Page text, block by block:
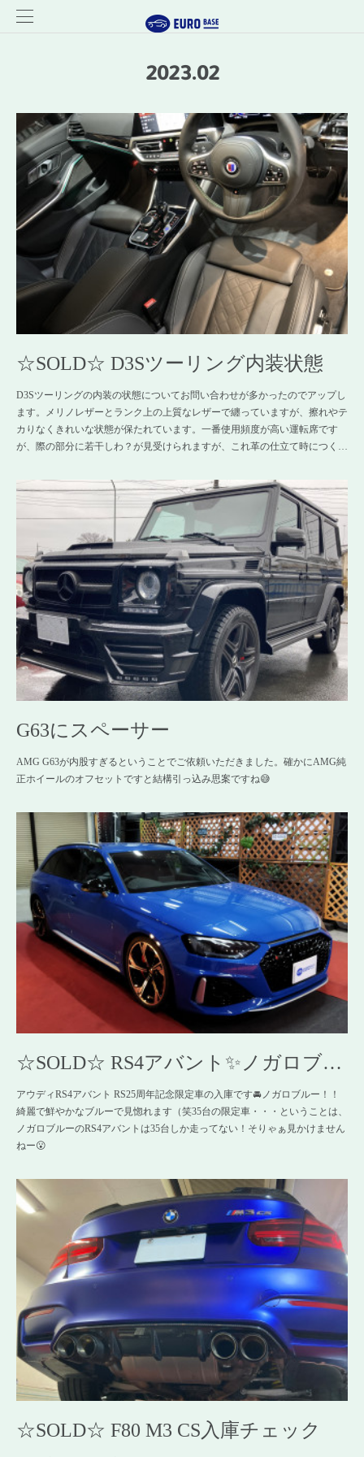
2023.02
☆SOLD☆ D3Sツーリング内装状態
D3Sツーリングの内装の状態についてお問い合わせが多かったのでアップし
ます。メリノレザーとランク上の上質なレザーで纏っていますが、擦れやテ
カりなくきれいな状態が保たれています。一番使用頻度が高い運転席です
が、際の部分に若干しわ？が見受けられますが、これ革の仕立て時につく…
G63にスペーサー
AMG G63が内股すぎるということでご依頼いただきました。確かにAMG純
正ホイールのオフセットですと結構引っ込み思案ですね😅
☆SOLD☆ RS4アバント✨ノガロブ…
アウディRS4アバント RS25周年記念限定車の入庫です🚘ノガロブルー！！
綺麗で鮮やかなブルーで見惚れます（笑35台の限定車・・・ということは、
ノガロブルーのRS4アバントは35台しか走ってない！そりゃぁ見かけません
ねー😮
☆SOLD☆ F80 M3 CS入庫チェック